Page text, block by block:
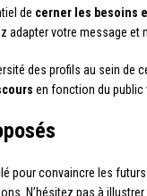
de cerner les besoins
votre message
des profils au sein
en fonction du public
pour convaincre les
N’hésitez pas à